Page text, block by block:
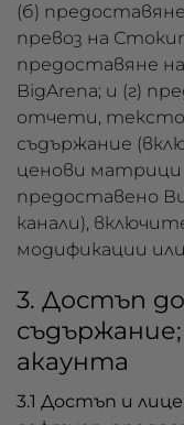
(б)
превоз на
предоставяне
BigArena; и (г)
отчети,
съдържание
ценови матрици
предоставено
канали),
модификации
3. Достъп
акаунта
3.1 Достъп и